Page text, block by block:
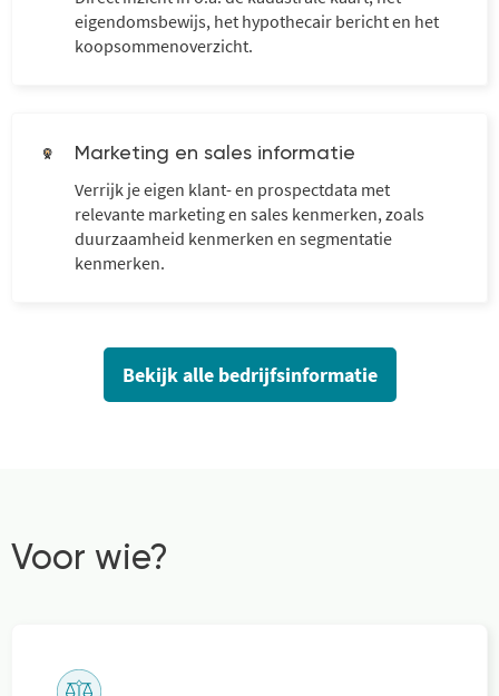
eigendomsbewijs, het hypothecair bericht en het
koopsommenoverzicht.
Marketing en sales informatie
Verrijk je eigen klant- en prospectdata met
relevante marketing en sales kenmerken, zoals
duurzaamheid kenmerken en segmentatie
kenmerken.
Bekijk alle bedrijfsinformatie
Voor wie?